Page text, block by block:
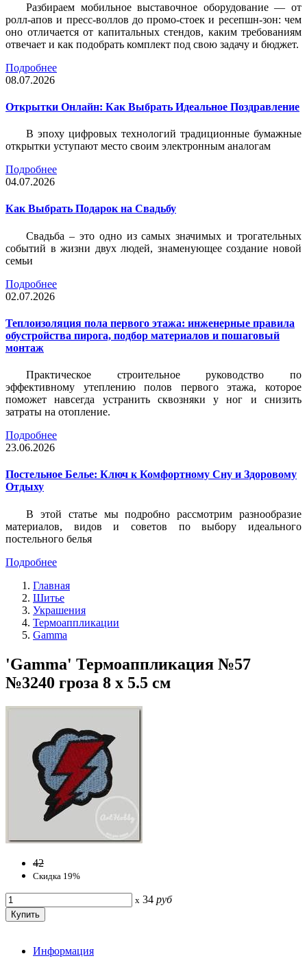
Разбираем мобильное выставочное оборудование — от
ролл-апов и пресс-воллов до промо-стоек и ресепшн-зон: чем
оно отличается от капитальных стендов, каким требованиям
отвечает и как подобрать комплект под свою задачу и бюджет.
Подробнее
08.07.2026
Открытки Онлайн: Как Выбрать Идеальное Поздравление
В эпоху цифровых технологий традиционные бумажные
открытки уступают место своим электронным аналогам
Подробнее
04.07.2026
Как Выбрать Подарок на Свадьбу
Свадьба – это одно из самых значимых и трогательных
событий в жизни двух людей, знаменующее создание новой
семьи
Подробнее
02.07.2026
Теплоизоляция пола первого этажа: инженерные правила
обустройства пирога, подбор материалов и пошаговый
монтаж
Практическое строительное руководство по
эффективному утеплению полов первого этажа, которое
поможет навсегда устранить сквозняки у ног и снизить
затраты на отопление.
Подробнее
23.06.2026
Постельное Белье: Ключ к Комфортному Сну и Здоровому
Отдыху
В этой статье мы подробно рассмотрим разнообразие
материалов, видов и советов по выбору идеального
постельного белья
Подробнее
Главная
Шитье
Украшения
Термоаппликации
Gamma
'Gamma' Термоаппликация №57
№3240 гроза 8 х 5.5 см
42
Скидка 19%
x 34 руб
Информация